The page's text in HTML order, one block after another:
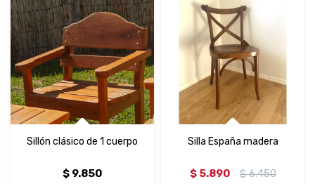
Sillón clásico de 1 cuerpo
$ 9.850
Silla España madera
$ 5.890 $ 6.450